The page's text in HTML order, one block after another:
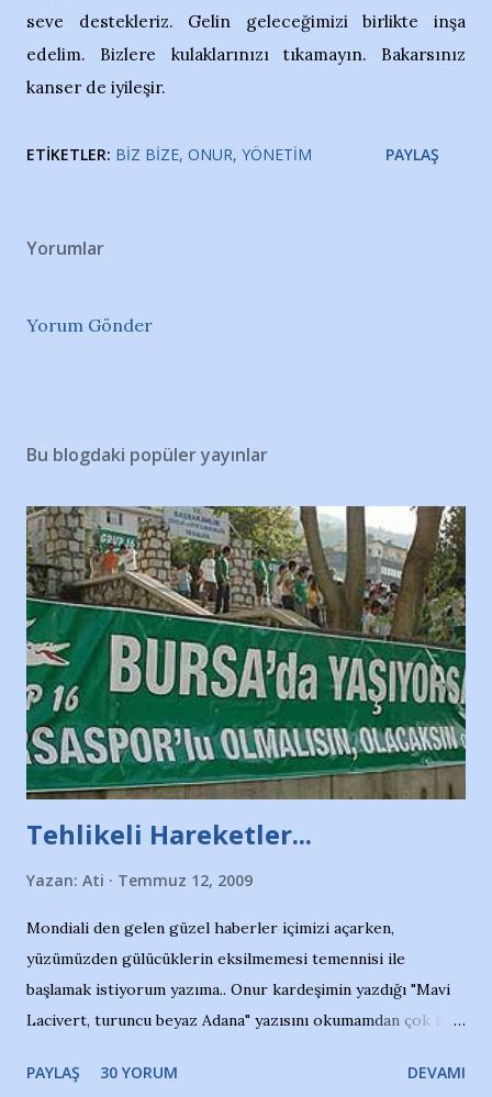
seve destekleriz. Gelin geleceğimizi birlikte inşa
edelim. Bizlere kulaklarınızı tıkamayın. Bakarsınız
kanser de iyileşir.
ETIKETLER: BIZ BIZE ONUR YÖNETIM PAYLAŞ
Yorumlar
Yorum Gönder
Bu blogdaki popüler yayınlar
Tehlikeli Hareketler...
Yazan: Ati Temmuz 12, 2009
Mondiali den gelen güzel haberler içimizi açarken,
yüzümüzden gülücüklerin eksilmemesi temennisi ile
başlamak istiyorum yazıma.. Onur kardeşimin yazdığı "Mavi
Lacivert, turuncu beyaz Adana" yazısını okumamdan çok kısa
irkildim.. "Bursasporlu taraftarlar, İstanbul takımlarının
PAYLAŞ 30 YORUM DEVAMI